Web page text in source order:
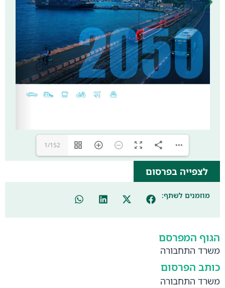
1/152
לצפייה בפרסום
מוזמנים לשתף:
הגוף המפרסם
משרד התחבורה
כותב הפרסום
משרד התחבורה